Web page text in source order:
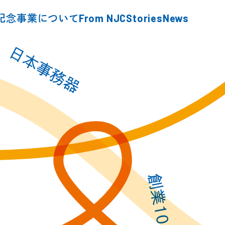
念事業 についてFrom NJCStoriesNews